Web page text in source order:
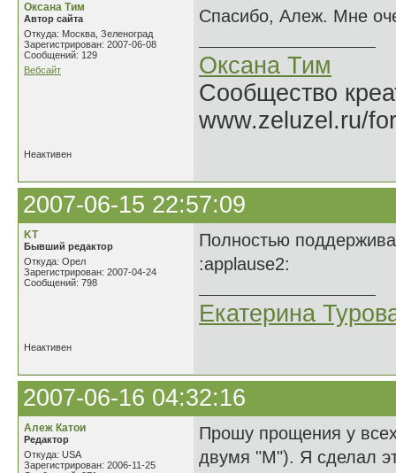
Оксана Тим
Автор сайта
Откуда: Москва, Зеленоград
Зарегистрирован: 2007-06-08
Сообщений: 129
Вебсайт
Спасибо, Алеж. Мне
Оксана Тим
Сообщество
www.zeluzel.ru/
Неактивен
2007-06-15 22:57:09
KT
Бывший редактор
Откуда: Орел
Зарегистрирован: 2007-04-24
Сообщений: 798
Полностью
:applause2:
Екатерина
Неактивен
2007-06-16 04:32:16
Алеж Катои
Редактор
Откуда: USA
Зарегистрирован: 2006-11-25
Прошу прощения у
двумя "М"). Я сделал